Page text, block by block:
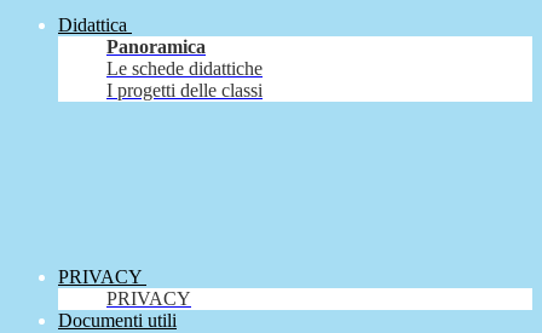
Didattica
Panoramica
Le schede didattiche
I progetti delle classi
PRIVACY
PRIVACY
Documenti utili